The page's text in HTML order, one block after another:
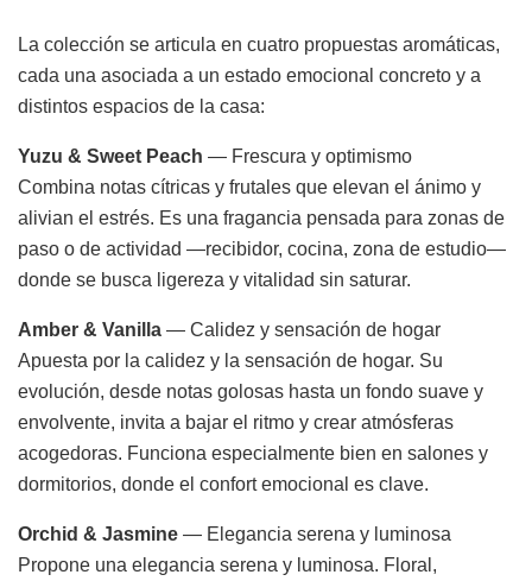
La colección se articula en cuatro propuestas aromáticas,
cada una asociada a un estado emocional concreto y a
distintos espacios de la casa:
Yuzu & Sweet Peach — Frescura y optimismo
Combina notas cítricas y frutales que elevan el ánimo y
alivian el estrés. Es una fragancia pensada para zonas de
paso o de actividad —recibidor, cocina, zona de estudio—
donde se busca ligereza y vitalidad sin saturar.
Amber & Vanilla — Calidez y sensación de hogar
Apuesta por la calidez y la sensación de hogar. Su
evolución, desde notas golosas hasta un fondo suave y
envolvente, invita a bajar el ritmo y crear atmósferas
acogedoras. Funciona especialmente bien en salones y
dormitorios, donde el confort emocional es clave.
Orchid & Jasmine — Elegancia serena y luminosa
Propone una elegancia serena y luminosa. Floral,